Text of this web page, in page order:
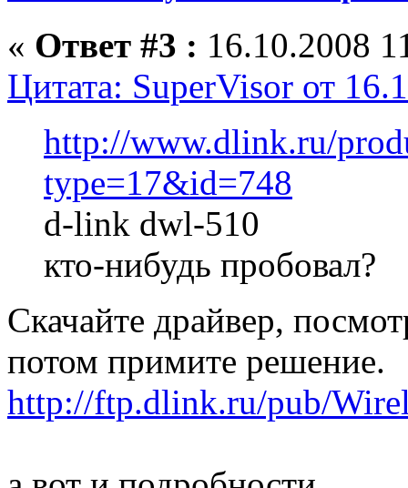
« Ответ #3 : 16.10.2008
Цитата: SuperVisor от
http://www.dlink.ru/
type=17&id=748
d-link dwl-510
кто-нибудь пробовал?
Скачайте драйвер,
потом примите решение.
http://ftp.dlink.ru/pub/